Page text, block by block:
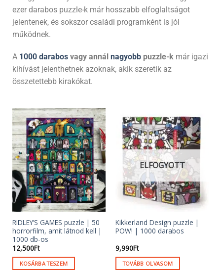
ezer darabos puzzle-k már hosszabb elfoglaltságot
jelentenek, és sokszor családi programként is jól
működnek.
A 1000 darabos vagy annál nagyobb puzzle-k már igazi
kihívást jelenthetnek azoknak, akik szeretik az
összetettebb kirakókat.
RIDLEY’S GAMES puzzle | 50
horrorfilm, amit látnod kell |
1000 db-os
12,500Ft
KOSÁRBA TESZEM
ELFOGYOTT
Kikkerland Design puzzle |
POW! | 1000 darabos
9,990Ft
TOVÁBB OLVASOM